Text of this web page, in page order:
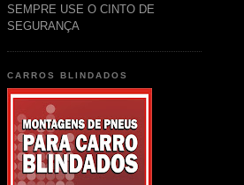
SEMPRE USE O CINTO DE
SEGURANÇA
CARROS BLINDADOS